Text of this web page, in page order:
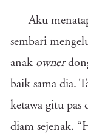
Aku
sembari
anak owner
baik sama dia.
ketawa gitu pas
diam sejenak.